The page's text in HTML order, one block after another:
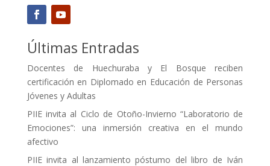
Últimas Entradas
Docentes de Huechuraba y El Bosque reciben
certificación en Diplomado en Educación de Personas
Jóvenes y Adultas
PIIE invita al Ciclo de Otoño-Invierno “Laboratorio de
Emociones”: una inmersión creativa en el mundo
afectivo
PIIE invita al lanzamiento póstumo del libro de Iván